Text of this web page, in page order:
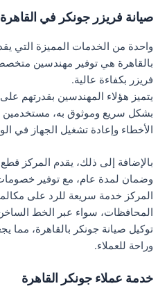
صيانة فريزر جونكر في القاهرة
واحدة من الخدمات المميزة التي
بالقاهرة هي توفير مهندسين
فريزر بكفاءة عالية.
يتميز هؤلاء المهندسين بقدرتهم
بشكل سريع وموثوق به،
الأخطاء وإعادة تشغيل الجهاز في
بالإضافة إلى ذلك، يقدم المركز قطع
المركز خدمة سريعة للرد على
المحافظات، سواء عبر الخط
توكيل صيانة جونكر بالقاهرة، مما
وراحة للعملاء.
خدمة عملاء جونكر القاهرة